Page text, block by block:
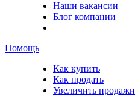
Наши вакансии
Блог компании
Помощь
Как купить
Как продать
Увеличить продажи